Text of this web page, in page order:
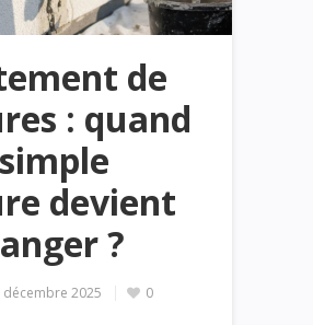
de
: quand
devient
?
décembre 2025 0